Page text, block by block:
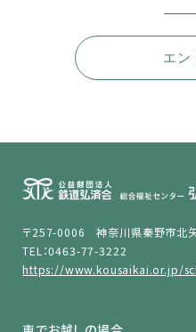
エン
〒257-0006 神奈川県秦野市北
TEL：0463-77-3222
https://www.kousaikai.or.jp/